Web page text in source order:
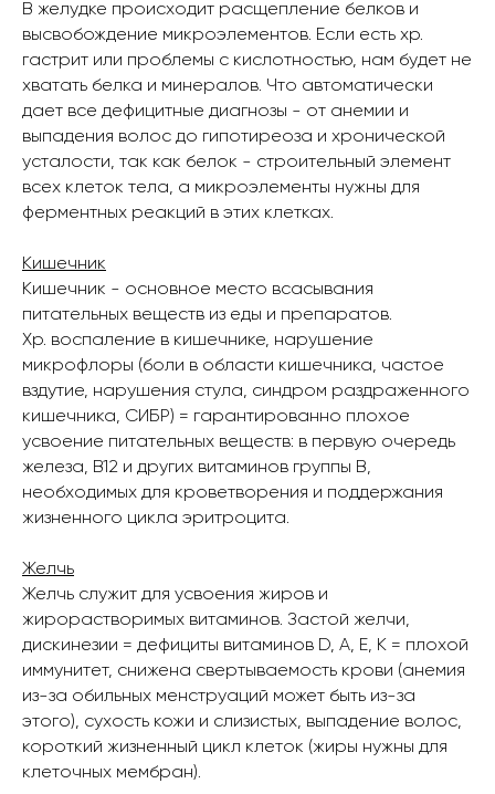
В желудке происходит расщепление белков и
высвобождение микроэлементов. Если есть хр.
гастрит или проблемы с кислотностью, нам будет не
хватать белка и минералов. Что автоматически
дает все дефицитные диагнозы - от анемии и
выпадения волос до гипотиреоза и хронической
усталости, так как белок - строительный элемент
всех клеток тела, а микроэлементы нужны для
ферментных реакций в этих клетках.
Кишечник
Кишечник - основное место всасывания
питательных веществ из еды и препаратов.
Хр. воспаление в кишечнике, нарушение
микрофлоры (боли в области кишечника, частое
вздутие, нарушения стула, синдром раздраженного
кишечника, СИБР) = гарантированно плохое
усвоение питательных веществ: в первую очередь
железа, В12 и других витаминов группы В,
необходимых для кроветворения и поддержания
жизненного цикла эритроцита.
Желчь
Желчь служит для усвоения жиров и
жирорастворимых витаминов. Застой желчи,
дискинезии = дефициты витаминов D, A, E, K = плохой
иммунитет, снижена свертываемость крови (анемия
из-за обильных менструаций может быть из-за
этого), сухость кожи и слизистых, выпадение волос,
короткий жизненный цикл клеток (жиры нужны для
клеточных мембран).